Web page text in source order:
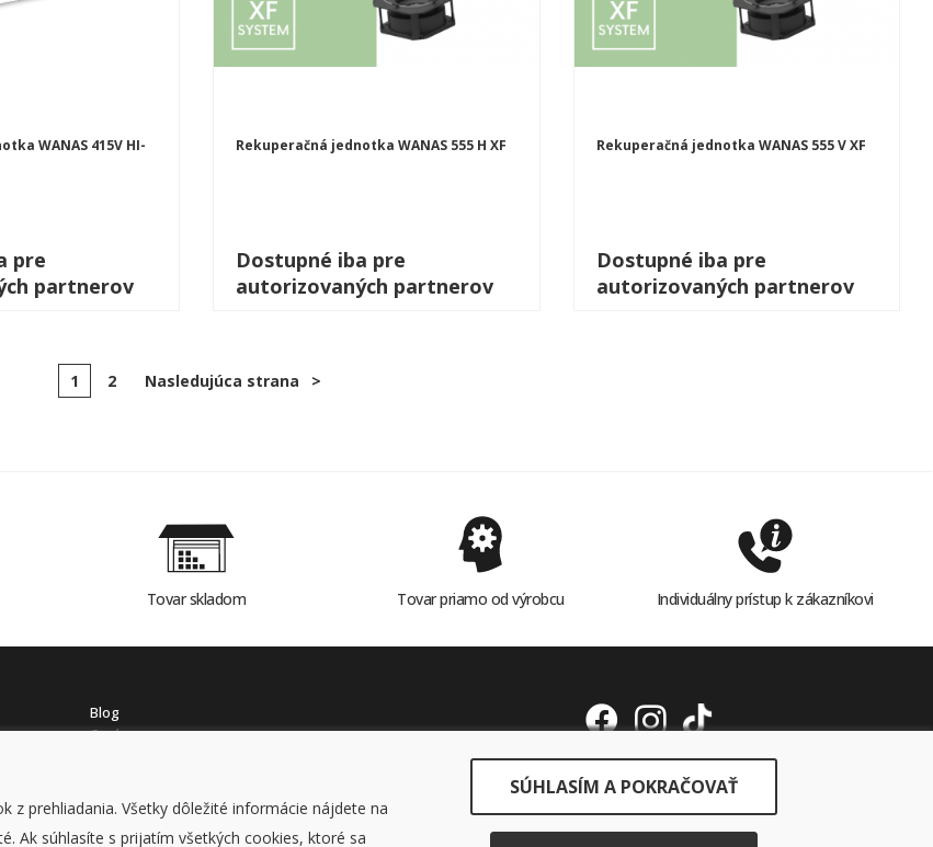
WANAS 415V HI-
pre
partnerov
Rekuperačná jednotka WANAS 555 H XF
Dostupné iba pre
autorizovaných partnerov
Rekuperačná jednotka WANAS 555 V XF
Dostupné iba pre
autorizovaných partnerov
1 2 Nasledujúca strana >
Tovar skladom Tovar priamo od výrobcu Individuálny prístup k zákazníkovi
Blog
O nás
z prehliadania. Všetky dôležité informácie nájdete na
Ak súhlasíte s prijatím všetkých cookies, ktoré sa
SÚHLASÍM A POKRAČOVAŤ